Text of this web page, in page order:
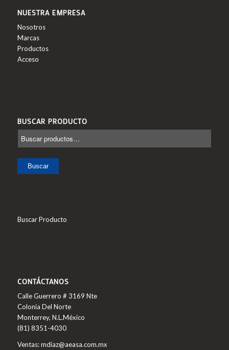
NUESTRA EMPRESA
Nosotros
Marcas
Productos
Acceso
BUSCAR PRODUCTO
Buscar
Buscar Producto
CONTÁCTANOS
Calle Guerrero # 3169 Nte
Colonia Del Norte
Monterrey, N.L.México
(81) 8351-4030
Ventas: mdiaz@aeasa.com.mx